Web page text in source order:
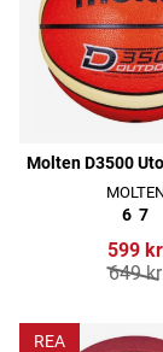
Molten D3500
6 7
599 kr
649 kr
REA